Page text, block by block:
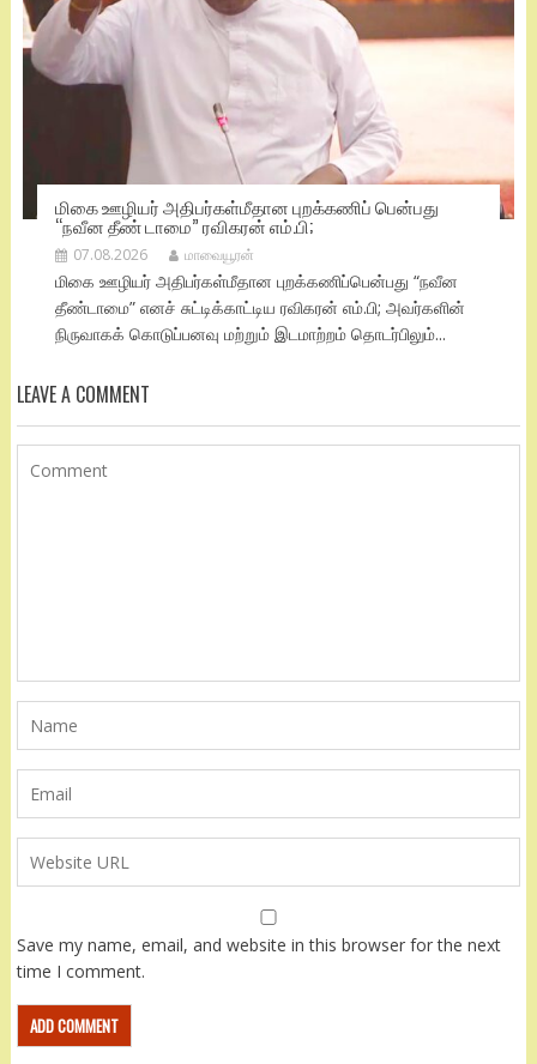
மிகை ஊழியர் அதிபர்கள்மீதான புறக்கணிப் பென்பது
“நவீன தீண் டாமை” ரவிகரன் எம்.பி;
07.08.2026 மாவையூரன்
மிகை ஊழியர் அதிபர்கள்மீதான புறக்கணிப்பென்பது “நவீன
தீண்டாமை” எனச் சுட்டிக்காட்டிய ரவிகரன் எம்.பி; அவர்களின்
நிருவாகக் கொடுப்பனவு மற்றும் இடமாற்றம் தொடர்பிலும்...
LEAVE A COMMENT
Save my name, email, and website in this browser for the next
time I comment.